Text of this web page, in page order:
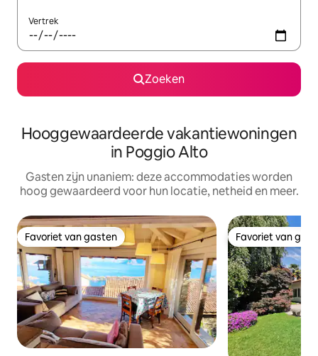
Vertrek
Zoeken
Hooggewaardeerde vakantiewoningen
in Poggio Alto
Gasten zijn unaniem: deze accommodaties worden
hoog gewaardeerd voor hun locatie, netheid en meer.
Favoriet van gasten
Favoriet van gasten Favoriet van
Favoriet van